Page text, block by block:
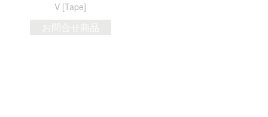
V [Tape]
お問合せ商品